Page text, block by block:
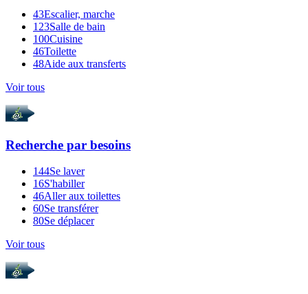
43Escalier, marche
123Salle de bain
100Cuisine
46Toilette
48Aide aux transferts
Voir tous
Recherche par besoins
144Se laver
16S'habiller
46Aller aux toilettes
60Se transférer
80Se déplacer
Voir tous